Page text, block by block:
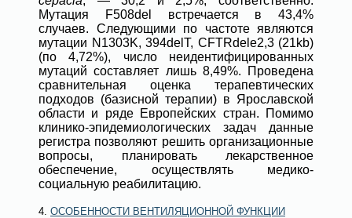
Мутация F508del встречается в 43,4%
случаев. Следующими по частоте являются
мутации N1303K, 394delT, CFTRdele2,3 (21kb)
(по 4,72%), число неидентифицированных
мутаций составляет лишь 8,49%. Проведена
сравнительная оценка терапевтических
подходов (базисной терапии) в Ярославской
области и ряде Европейских стран. Помимо
клинико-эпидемиологических задач данные
регистра позволяют решить организационные
вопросы, планировать лекарственное
обеспечение, осуществлять медико-
социальную реабилитацию.
4. ОСОБЕННОСТИ ВЕНТИЛЯЦИОННОЙ ФУНКЦИИ